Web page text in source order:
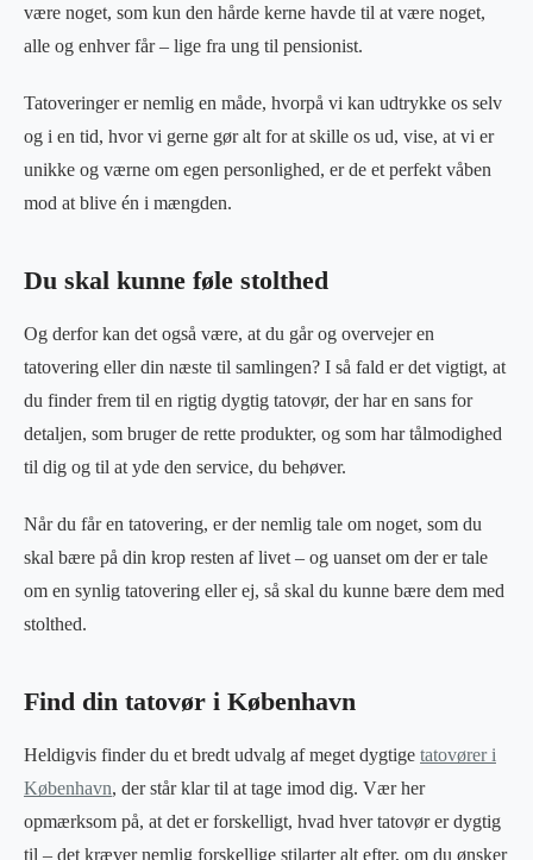
være noget, som kun den hårde kerne havde til at være noget,
alle og enhver får – lige fra ung til pensionist.
Tatoveringer er nemlig en måde, hvorpå vi kan udtrykke os selv
og i en tid, hvor vi gerne gør alt for at skille os ud, vise, at vi er
unikke og værne om egen personlighed, er de et perfekt våben
mod at blive én i mængden.
Du skal kunne føle stolthed
Og derfor kan det også være, at du går og overvejer en
tatovering eller din næste til samlingen? I så fald er det vigtigt, at
du finder frem til en rigtig dygtig tatovør, der har en sans for
detaljen, som bruger de rette produkter, og som har tålmodighed
til dig og til at yde den service, du behøver.
Når du får en tatovering, er der nemlig tale om noget, som du
skal bære på din krop resten af livet – og uanset om der er tale
om en synlig tatovering eller ej, så skal du kunne bære dem med
stolthed.
Find din tatovør i København
Heldigvis finder du et bredt udvalg af meget dygtige tatovører i
København, der står klar til at tage imod dig. Vær her
opmærksom på, at det er forskelligt, hvad hver tatovør er dygtig
til – det kræver nemlig forskellige stilarter alt efter, om du ønsker